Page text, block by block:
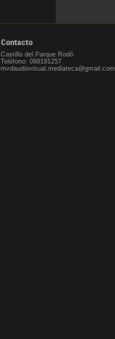
Contacto
Castillo del Parque Rodó
Teléfono: 099191257
mvdaudiovisual.mediateca@gmail.com